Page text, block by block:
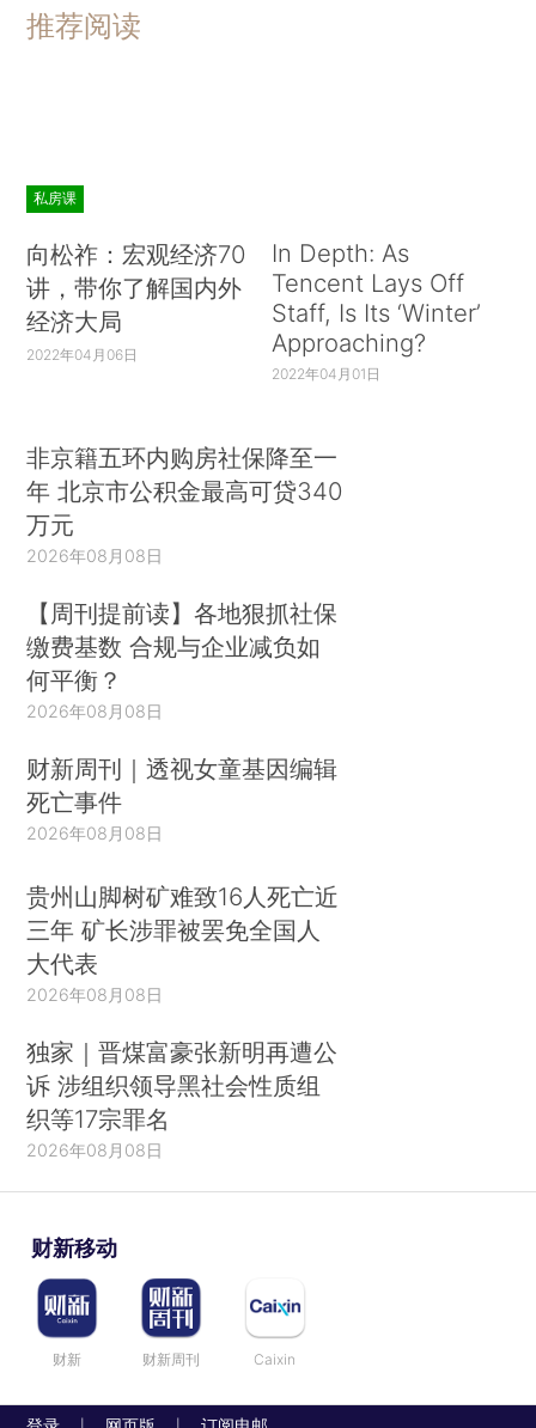
推荐阅读
私房课
向松祚：宏观经济70
讲，带你了解国内外
经济大局
2022年04月06日
In Depth: As
Tencent Lays Off
Staff, Is Its ‘Winter’
Approaching?
2022年04月01日
非京籍五环内购房社保降至一
年 北京市公积金最高可贷340
万元
2026年08月08日
【周刊提前读】各地狠抓社保
缴费基数 合规与企业减负如
何平衡？
2026年08月08日
财新周刊｜透视女童基因编辑
死亡事件
2026年08月08日
贵州山脚树矿难致16人死亡近
三年 矿长涉罪被罢免全国人
大代表
2026年08月08日
独家｜晋煤富豪张新明再遭公
诉 涉组织领导黑社会性质组
织等17宗罪名
2026年08月08日
财新移动
财新 财新周刊 Caixin